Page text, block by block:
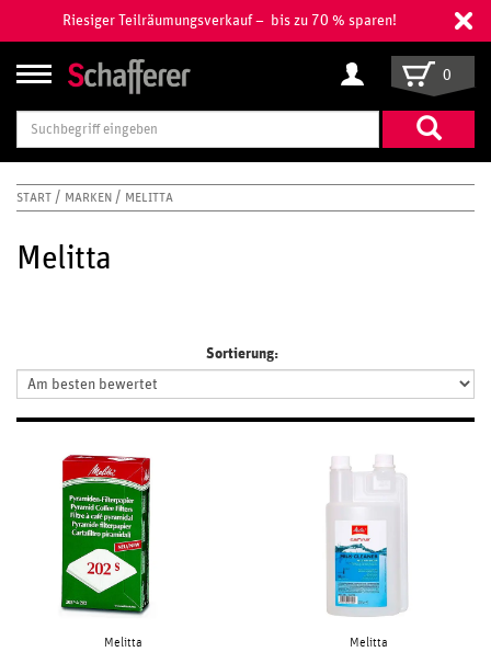
Riesiger Teilräumungsverkauf – bis zu 70 % sparen!
Suchbegriff
eingeben
0
START MARKEN MELITTA
Melitta
Sortierung:
Melitta Melitta